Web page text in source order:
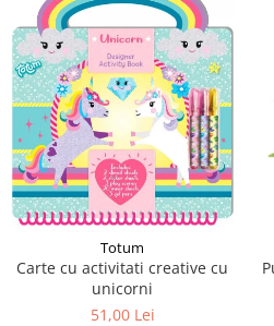
LEGO Art
LEGO Creator Expert
LEGO Architecture
LEGO Ideas
LEGO Speed Champions
Totum
Carte cu activitati creative cu
unicorni
51,00 Lei